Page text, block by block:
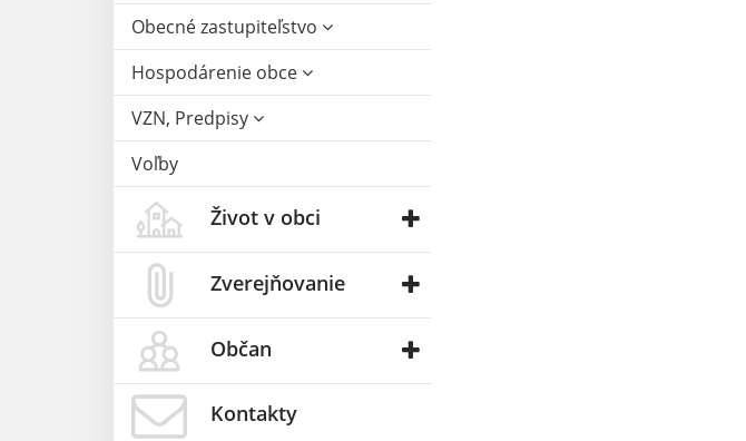
Obecné zastupiteľstvo
Hospodárenie obce
VZN, Predpisy
Voľby
Život v obci
Zverejňovanie
Občan
Kontakty